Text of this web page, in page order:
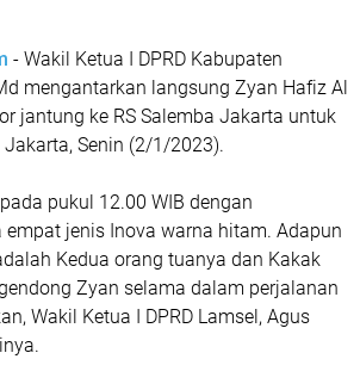
- Wakil Ketua I DPRD Kabupaten
mengantarkan langsung Zyan Hafiz Al
jantung ke RS Salemba Jakarta untuk
Senin (2/1/2023).
pukul 12.00 WIB dengan
jenis Inova warna hitam. Adapun
Kedua orang tuanya dan Kakak
Zyan selama dalam perjalanan
Wakil Ketua I DPRD Lamsel, Agus